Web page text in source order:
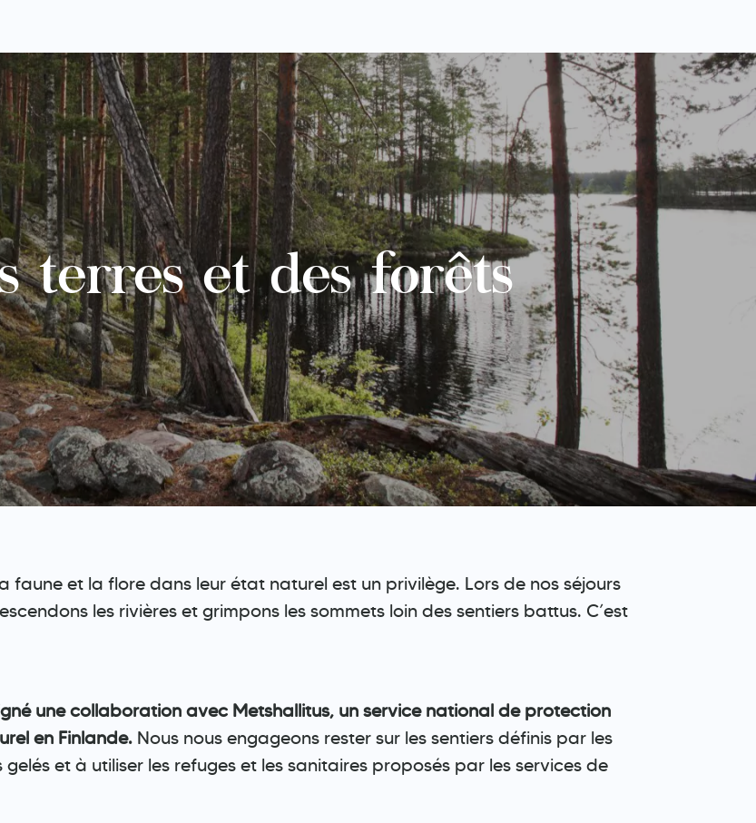
terres et des forêts
faune et la flore dans leur état naturel est un privilège. Lors de nos séjours
les rivières et grimpons les sommets loin des sentiers battus. C’est
une collaboration avec Metshallitus, un service national de protection
en Finlande. Nous nous engageons rester sur les sentiers définis par les
et à utiliser les refuges et les sanitaires proposés par les services de